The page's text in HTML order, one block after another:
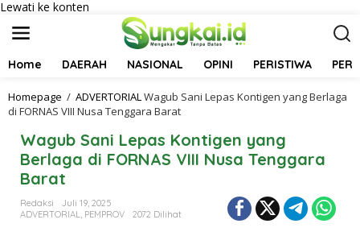
Lewati ke konten
Home DAERAH NASIONAL OPINI PERISTIWA
Homepage / ADVERTORIALWagub Sani Lepas Kontigen yang Berlaga
di FORNAS VIII Nusa Tenggara Barat
Wagub Sani Lepas Kontigen yang
Berlaga di FORNAS VIII Nusa Tenggara
Barat
Redaksi
Juli 19, 2025
ADVERTORIAL, PEMPROV 2072 Dilihat